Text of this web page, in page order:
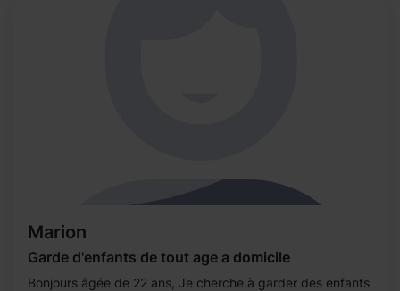
Marion
Garde d'enfants de tout age a domicile
Bonjours âgée de 22 ans, Je cherche à garder des enfants